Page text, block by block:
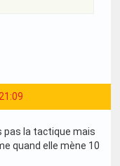
pas la tactique mais
quand elle mène 10